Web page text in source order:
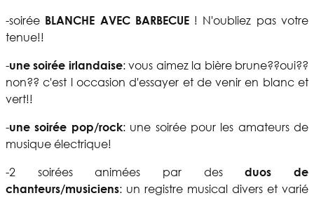
-soirée BLANCHE AVEC BARBECUE ! N'oubliez pas votre
tenue!!
-une soirée irlandaise: vous aimez la bière brune??oui??
non?? c'est l occasion d'essayer et de venir en blanc et
vert!!
-une soirée pop/rock: une soirée pour les amateurs de
musique électrique!
-2 soirées animées par desduos de
chanteurs/musiciens: un registre musical divers et varié